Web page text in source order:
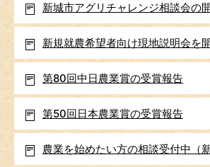
新城市アグリチャレンジ相談会
新規就農希望者向け現地説明会を
第80回中日農業賞の受賞報告
第50回日本農業賞の受賞報告
農業を始めたい方の相談受付中（